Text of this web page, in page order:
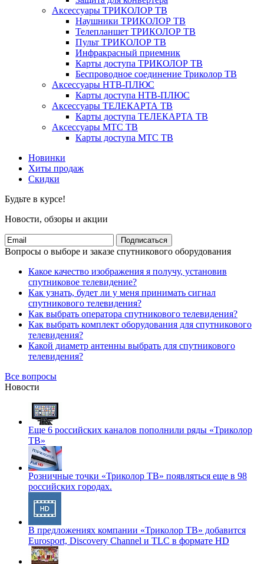
Аксессуары ТРИКОЛОР ТВ
Наушники ТРИКОЛОР ТВ
Телепланшет ТРИКОЛОР ТВ
Пульт ТРИКОЛОР ТВ
Инфракрасный приемник
Карты доступа ТРИКОЛОР ТВ
Беспроводное соединение Триколор ТВ
Аксессуары НТВ-ПЛЮС
Карты доступа НТВ-ПЛЮС
Аксессуары ТЕЛЕКАРТА ТВ
Карты доступа ТЕЛЕКАРТА ТВ
Аксессуары МТС ТВ
Карты доступа МТС ТВ
Новинки
Хиты продаж
Скидки
Будьте в курсе!
Новости, обзоры и акции
Подписаться
Вопросы о выборе и заказе спутникового оборудования
Какое качество изображения я получу, установив
спутниковое телевидение?
Как узнать, будет ли у меня принимать сигнал
спутникового телевидения?
Как выбрать оператора спутникового телевидения?
Как выбрать комплект оборудования для спутникового
телевидения?
Какой диаметр антенны выбрать для спутникового
телевидения?
Все вопросы
Новости
Еще 6 российских каналов пополнили ряды «Триколор
ТВ»
Розничные точки «Триколор ТВ» появляться еще в 98
российских городах.
В предложениях компании «Триколор ТВ» добавится
Eurosport, Discovery Channel и TLC в формате HD